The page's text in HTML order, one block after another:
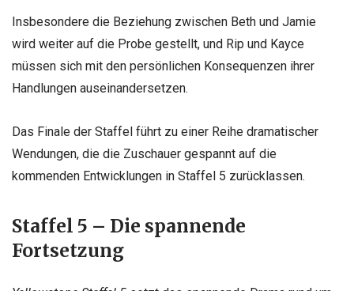
Insbesondere die Beziehung zwischen Beth und Jamie
wird weiter auf die Probe gestellt, und Rip und Kayce
müssen sich mit den persönlichen Konsequenzen ihrer
Handlungen auseinandersetzen.
Das Finale der Staffel führt zu einer Reihe dramatischer
Wendungen, die die Zuschauer gespannt auf die
kommenden Entwicklungen in Staffel 5 zurücklassen.
Staffel 5 – Die spannende
Fortsetzung